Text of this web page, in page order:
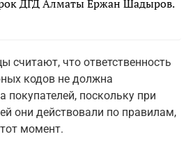
ДГД Алматы Ержан Шадыров.
считают, что ответственность
кодов не должна
покупателей, поскольку при
они действовали по правилам,
момент.